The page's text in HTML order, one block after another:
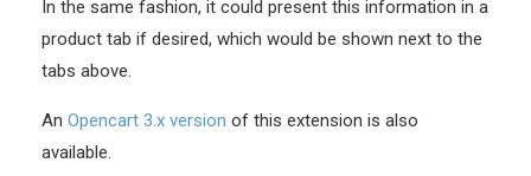
In the same fashion, it could present this information in a
product tab if desired, which would be shown next to the
tabs above.
An Opencart 3.x version of this extension is also
available.